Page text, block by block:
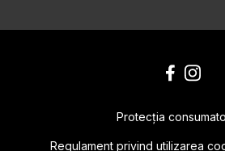
Protecţia
Regulament privind utilizarea